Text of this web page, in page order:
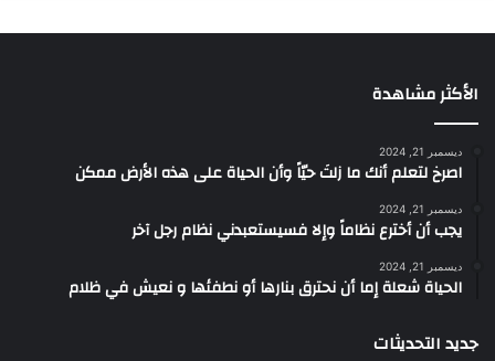
الأكثر مشاهدة
ديسمبر 21, 2024
‫اصرخ لتعلم أنك ما زلتَ حيّاً وأن الحياة على هذه الأرض ممكن
ديسمبر 21, 2024
يجب أن أخترع نظاماً وإلا فسيستعبدني نظام رجل آخر
ديسمبر 21, 2024
الحياة شعلة إما أن نحترق بنارها أو نطفئها و نعيش في ظلام
جديد التحديثات